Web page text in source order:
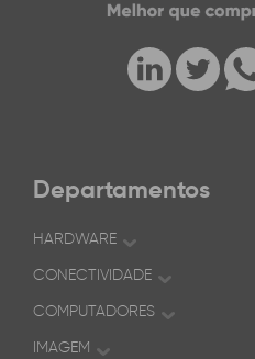
Departamentos
HARDWARE
CONECTIVIDADE
COMPUTADORES
IMAGEM